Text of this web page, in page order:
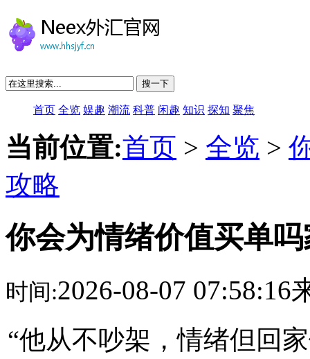
搜一下
首页 全览 娱趣 潮流 科普 闲趣 知识 探知 聚焦
当前位置:首页 > 全览 >
攻略
你会为情绪价值买单
时间:2026-08-07 07:58:16
“他从不吵架，情绪但回